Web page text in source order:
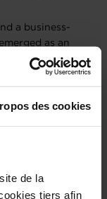
des cookies
de la
tiers afin
a business-
as an
and
on the Adriatic
has
important
energy,